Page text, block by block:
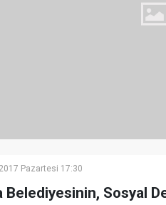
Pazartesi 17:30
Belediyesinin, Sosyal